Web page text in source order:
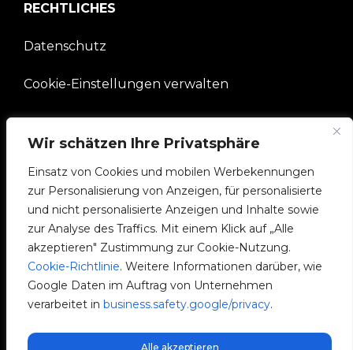
Wir schätzen Ihre Privatsphäre
Einsatz von Cookies und mobilen Werbekennungen
zur Personalisierung von Anzeigen, für personalisierte
und nicht personalisierte Anzeigen und Inhalte sowie
zur Analyse des Traffics. Mit einem Klick auf „Alle
akzeptieren" Zustimmung zur Cookie-Nutzung.
Cookie-Richtlinie. Weitere Informationen darüber, wie
Google Daten im Auftrag von Unternehmen
verarbeitet in business.safety.google/privacy.
Alle akzeptieren
RECHTLICHES
Datenschutz
Cookie-Einstellungen verwalten
UNTERNEHMEN
V2C-Gemeinschaft
e-Chargers
V2C Cloud
V2C Payments